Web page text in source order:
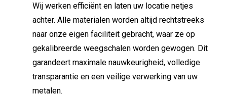
Wij werken efficiënt en laten uw locatie netjes
achter. Alle materialen worden altijd rechtstreeks
naar onze eigen faciliteit gebracht, waar ze op
gekalibreerde weegschalen worden gewogen. Dit
garandeert maximale nauwkeurigheid, volledige
transparantie en een veilige verwerking van uw
metalen.